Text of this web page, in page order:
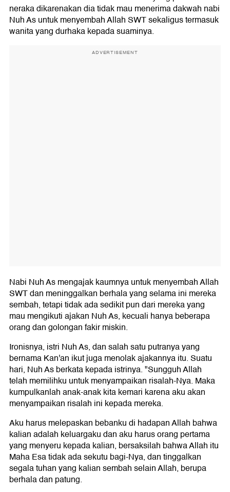
neraka dikarenakan dia tidak mau menerima dakwah nabi
Nuh As untuk menyembah Allah SWT sekaligus termasuk
wanita yang durhaka kepada suaminya.
ADVERTISEMENT
Nabi Nuh As mengajak kaumnya untuk menyembah Allah
SWT dan meninggalkan berhala yang selama ini mereka
sembah, tetapi tidak ada sedikit pun dari mereka yang
mau mengikuti ajakan Nuh As, kecuali hanya beberapa
orang dan golongan fakir miskin.
Ironisnya, istri Nuh As, dan salah satu putranya yang
bernama Kan'an ikut juga menolak ajakannya itu. Suatu
hari, Nuh As berkata kepada istrinya. "Sungguh Allah
telah memilihku untuk menyampaikan risalah-Nya. Maka
kumpulkanlah anak-anak kita kemari karena aku akan
menyampaikan risalah ini kepada mereka.
Aku harus melepaskan bebanku di hadapan Allah bahwa
kalian adalah keluargaku dan aku harus orang pertama
yang menyeru kepada kalian, bersaksilah bahwa Allah itu
Maha Esa tidak ada sekutu bagi-Nya, dan tinggalkan
segala tuhan yang kalian sembah selain Allah, berupa
berhala dan patung.